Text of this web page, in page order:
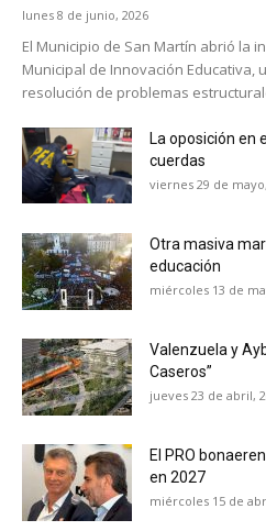
lunes 8 de junio, 2026
El Municipio de San Martín abrió la
Municipal de Innovación Educativa,
resolución de problemas
La oposición en
cuerdas
viernes 29 de
Otra masiva
educación
miércoles 13 de
Valenzuela y
Caseros”
jueves 23 de abril,
El PRO
en 2027
miércoles 15 de